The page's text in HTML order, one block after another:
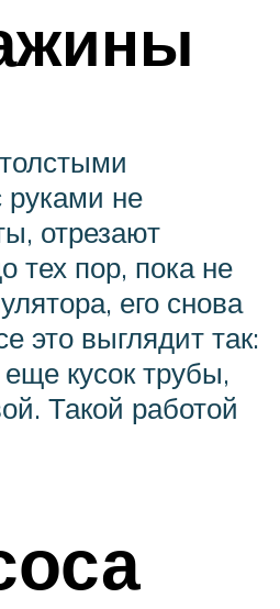
не
отрезают
тех пор, пока не
его снова
это выглядит так:
кусок трубы,
Такой работой